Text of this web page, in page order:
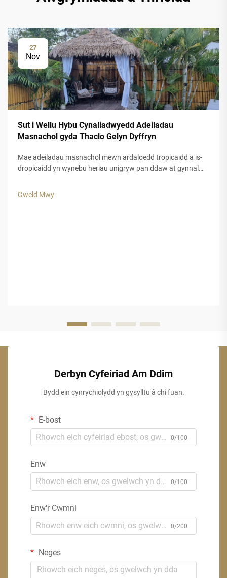
27
Nov
Sut i Wellu Hybu Cynaliadwyedd Adeiladau
Masnachol gyda Thaclo Gelyn Dyffryn
Mae adeiladau masnachol mewn ardaloedd tropicaidd a is-
dropicaidd yn wynebu heriau unigryw pan ddaw at gynnal
yn methu pan gaiff eu rhoi i agored i'w gofodolaeth gryf.
Gweld Mwy
Derbyn Cyfeiriad Am Ddim
Bydd ein cynrychiolydd yn gysylltu â chi fuan.
E-bost
0/100
Enw
0/100
Enw'r Cwmni
0/200
Neges